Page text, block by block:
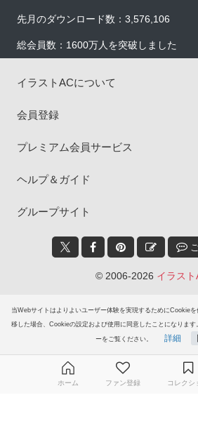
当Webサイトはよりよいユーザー体験を実現するためにCookie
移した場合、Cookieの設定および使用に同意したことになりま
ーをご覧ください。 詳細
先月のダウンロード数：3,576,106
総会員数：1600万人を突破しました
イラストACについて
会員登録
プレミアム会員サービス
ヘルプ＆ガイド
グループサイト
© 2006-2026 イラスト
ホーム ファン登録 コレクシ